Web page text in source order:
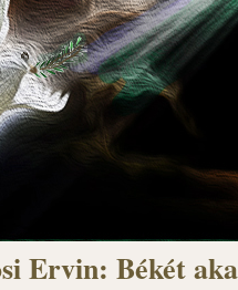
Ervin: Békét